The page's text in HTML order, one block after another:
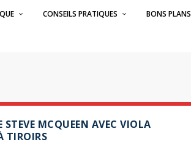
CONSEILS PRATIQUES BONS PLANS
STEVE MCQUEEN AVEC VIOLA
TIROIRS